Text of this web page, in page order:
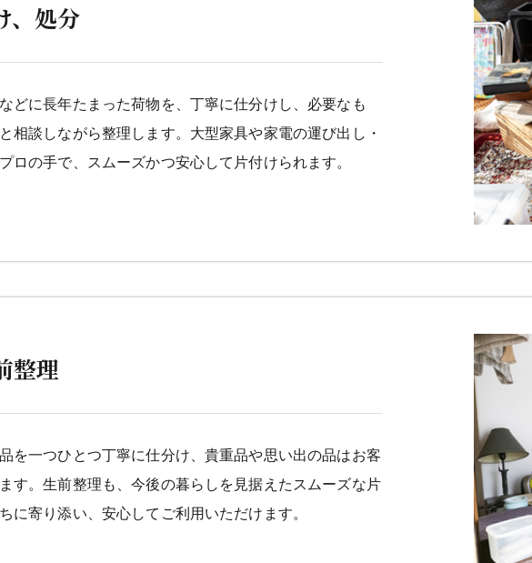
、処分
どに長年たまった荷物を、丁寧に仕分けし、必要なも
相談しながら整理します。大型家具や家電の運び出し・
ロの手で、スムーズかつ安心して片付けられます。
整理
を一つひとつ丁寧に仕分け、貴重品や思い出の品はお客
す。生前整理も、今後の暮らしを見据えたスムーズな片
に寄り添い、安心してご利用いただけます。